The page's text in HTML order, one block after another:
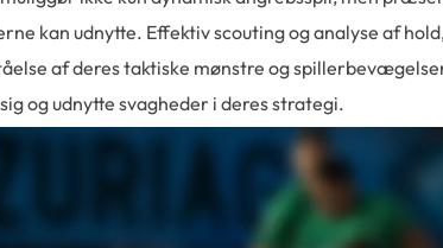
kan udnytte. Effektiv scouting og analyse af
af deres taktiske mønstre og
og udnytte svagheder i deres strategi.